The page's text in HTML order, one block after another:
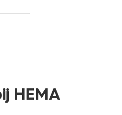
HEMA